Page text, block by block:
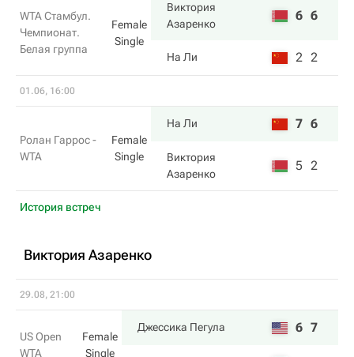
WTA Стамбул.
Чемпионат.
Белая группа
Female
Single
Виктория
Азаренко
6 6
На Ли 2 2
01.06, 16:00
Ролан Гаррос -
WTA
Female
Single
На Ли 7 6
Виктория
Азаренко
5 2
История встреч
Виктория Азаренко
29.08, 21:00
US Open
WTA
Female
Single
Джессика Пегула 6 7